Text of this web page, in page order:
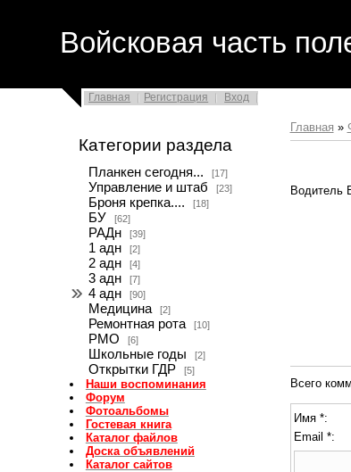
Войсковая часть
Главная Регистрация Вход
Категории раздела
Планкен сегодня... [17]
Управление и штаб [23]
Броня крепка.... [18]
БУ [62]
РАДн [39]
1 адн [2]
2 адн [4]
3 адн [7]
4 адн [90]
Медицина [2]
Ремонтная рота [10]
РМО [6]
Школьные годы [2]
Открытки ГДР [5]
Наши воспоминания
Форум
Фотоальбомы
Гостевая книга
Каталог файлов
Доска объявлений
Каталог сайтов
Главная »
Водитель
Всего
Имя *:
Email *: